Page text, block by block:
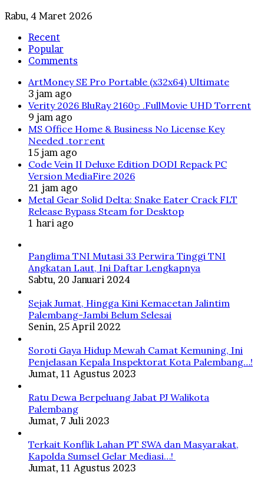
Rabu, 4 Maret 2026
Recent
Popular
Comments
ArtMoney SE Pro Portable (x32x64) Ultimate
3 jam ago
Verity 2026 BluRay 2160𝚙 .FullMov𝗂e UHD Torrent
9 jam ago
MS Office Home & Business No License Key
Needed .tоr𝚛еnt
15 jam ago
Code Vein II Deluxe Edition DODI Repack PC
Version MediaFire 2026
21 jam ago
Metal Gear Solid Delta: Snake Eater Crack FLT
Release Bypass Steam for Desktop
1 hari ago
Panglima TNI Mutasi 33 Perwira Tinggi TNI
Angkatan Laut, Ini Daftar Lengkapnya
Sabtu, 20 Januari 2024
Sejak Jumat, Hingga Kini Kemacetan Jalintim
Palembang-Jambi Belum Selesai
Senin, 25 April 2022
Soroti Gaya Hidup Mewah Camat Kemuning, Ini
Penjelasan Kepala Inspektorat Kota Palembang…!
Jumat, 11 Agustus 2023
Ratu Dewa Berpeluang Jabat PJ Walikota
Palembang
Jumat, 7 Juli 2023
Terkait Konflik Lahan PT SWA dan Masyarakat,
Kapolda Sumsel Gelar Mediasi…!
Jumat, 11 Agustus 2023